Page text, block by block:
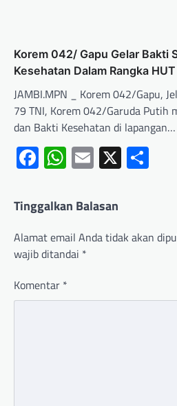
Korem 042/ Gapu Gelar Bakti
Kesehatan Dalam Rangka
JAMBI.MPN _ Korem 042/Gapu,
79 TNI, Korem 042/Garuda Putih
dan Bakti Kesehatan di lapangan…
Facebook
WhatsApp
Email
X
Tinggalkan Balasan
Alamat email Anda tidak akan
wajib ditandai *
Komentar *